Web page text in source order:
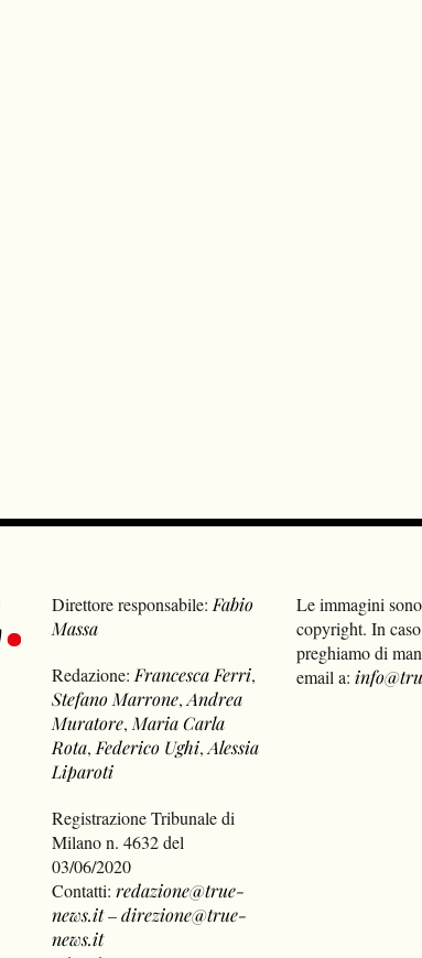
Direttore responsabile:Fabio
Massa
Redazione:Francesca Ferri,
Stefano Marrone,Andrea
Muratore,Maria Carla
Rota,Federico Ughi,Alessia
Liparoti
Registrazione Tribunale di
Milano n. 4632 del
03/06/2020
Contatti:redazione@true-
news.it–direzione@true-
news.it
Le immagini
copyright. In
preghiamo di
email a: